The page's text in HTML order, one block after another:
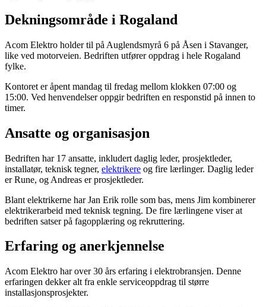
Dekningsområde i Rogaland
Acom Elektro holder til på Auglendsmyrå 6 på Åsen i Stavanger,
like ved motorveien. Bedriften utfører oppdrag i hele Rogaland
fylke.
Kontoret er åpent mandag til fredag mellom klokken 07:00 og
15:00. Ved henvendelser oppgir bedriften en responstid på innen to
timer.
Ansatte og organisasjon
Bedriften har 17 ansatte, inkludert daglig leder, prosjektleder,
installatør, teknisk tegner, elektrikere og fire lærlinger. Daglig leder
er Rune, og Andreas er prosjektleder.
Blant elektrikerne har Jan Erik rolle som bas, mens Jim kombinerer
elektrikerarbeid med teknisk tegning. De fire lærlingene viser at
bedriften satser på fagopplæring og rekruttering.
Erfaring og anerkjennelse
Acom Elektro har over 30 års erfaring i elektrobransjen. Denne
erfaringen dekker alt fra enkle serviceoppdrag til større
installasjonsprosjekter.